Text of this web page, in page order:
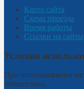
Карта сайта
Схема проезда
Время работы
Ссылки на сайты
Условия
При использовании
обязательна.